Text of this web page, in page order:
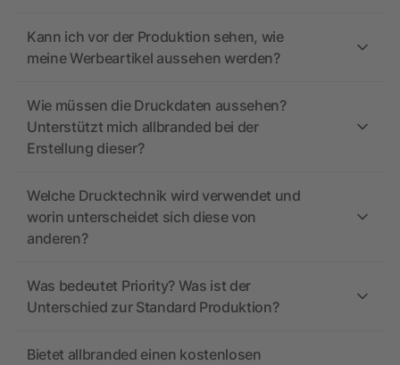
Kann ich vor der Produktion sehen, wie
meine Werbeartikel aussehen werden?
Wie müssen die Druckdaten aussehen?
Unterstützt mich allbranded bei der
Erstellung dieser?
Welche Drucktechnik wird verwendet und
worin unterscheidet sich diese von
anderen?
Was bedeutet Priority? Was ist der
Unterschied zur Standard Produktion?
Bietet allbranded einen kostenlosen